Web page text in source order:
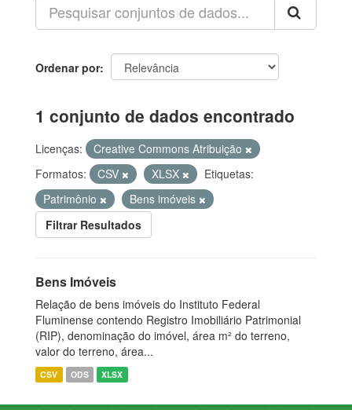
Ordenar por
1 conjunto de dados encontrado
Licenças:
Creative Commons Atribuição
Formatos:
CSV XLSX
Etiquetas:
Patrimônio
Bens imóveis
Filtrar Resultados
Bens Imóveis
Relação de bens imóveis do Instituto Federal
Fluminense contendo Registro Imobiliário Patrimonial
(RIP), denominação do imóvel, área m² do terreno,
valor do terreno, área...
CSV ODS XLSX